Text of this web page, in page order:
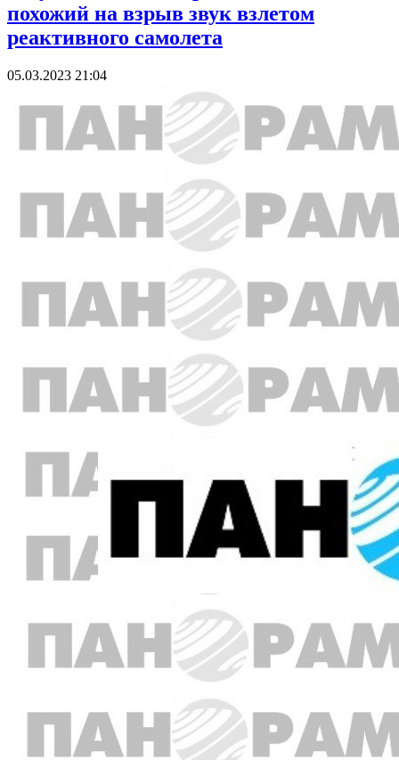
похожий на взрыв звук взлетом
реактивного самолета
05.03.2023 21:04